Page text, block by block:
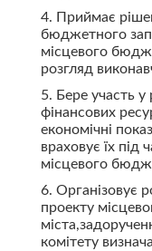
4. Приймає
бюджетного
місцевого
розгляд
5. Бере участь у
фінансових
економічні
враховує їх під
місцевого
6. Організовує
проекту
комітету